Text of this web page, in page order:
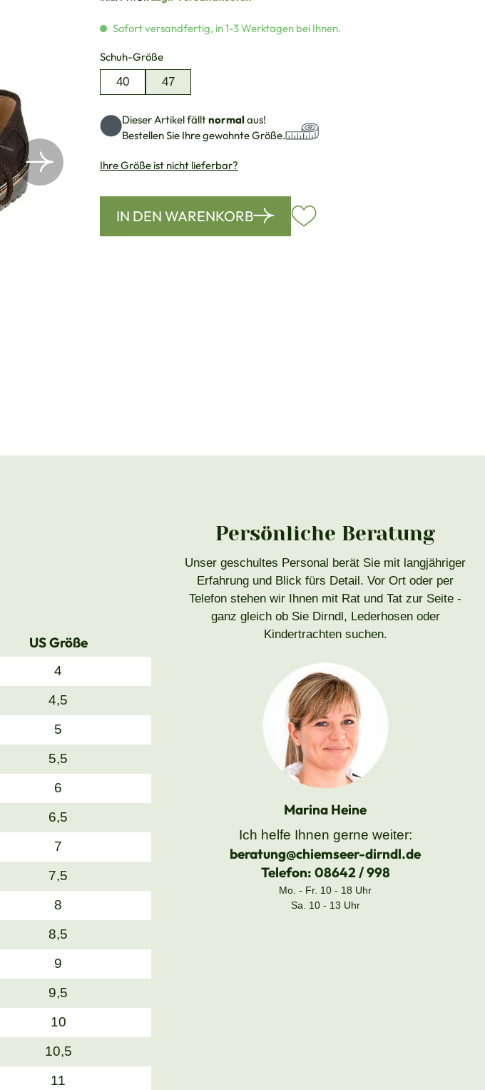
Sofort versandfertig, in 1-3 Werktagen bei Ihnen.
Schuh-Größeauswählen
40
47
Dieser Artikel fälltnormalaus!
Bestellen Sie Ihre gewohnte Größe.
Ihre Größe ist nicht lieferbar?
IN DEN WARENKORB
US Größe
4
4,5
5
5,5
6
6,5
7
7,5
8
8,5
9
9,5
10
10,5
11
Persönliche Beratung
Unser geschultes Personal berät Sie mit langjähriger
Erfahrung und Blick fürs Detail. Vor Ort oder per
Telefon stehen wir Ihnen mit Rat und Tat zur Seite -
ganz gleich ob Sie Dirndl, Lederhosen oder
Kindertrachten suchen.
Marina Heine
Ich helfe Ihnen gerne weiter:
beratung@chiemseer-dirndl.de
Telefon: 08642 / 998
Mo. - Fr. 10 - 18 Uhr
Sa. 10 - 13 Uhr